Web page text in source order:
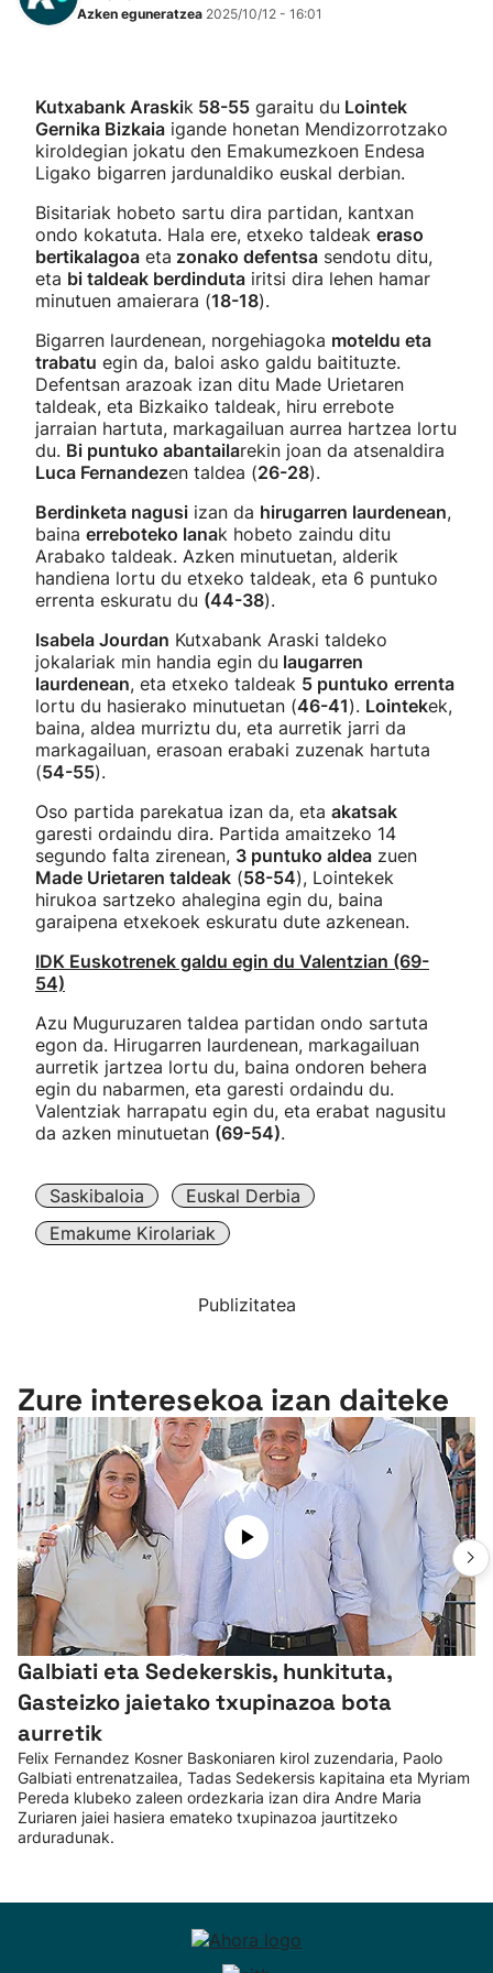
Azken eguneratzea 2025/10/12 - 16:01
Kutxabank Araskik 58-55 garaitu du Lointek
Gernika Bizkaia igande honetan Mendizorrotzako
kiroldegian jokatu den Emakumezkoen Endesa
Ligako bigarren jardunaldiko euskal derbian.
Bisitariak hobeto sartu dira partidan, kantxan
ondo kokatuta. Hala ere, etxeko taldeak eraso
bertikalagoa eta zonako defentsa sendotu ditu,
eta bi taldeak berdinduta iritsi dira lehen hamar
minutuen amaierara (18-18).
Bigarren laurdenean, norgehiagoka moteldu eta
trabatu egin da, baloi asko galdu baitituzte.
Defentsan arazoak izan ditu Made Urietaren
taldeak, eta Bizkaiko taldeak, hiru errebote
jarraian hartuta, markagailuan aurrea hartzea lortu
du. Bi puntuko abantailarekin joan da atsenaldira
Luca Fernandezen taldea (26-28).
Berdinketa nagusi izan da hirugarren laurdenean,
baina erreboteko lanak hobeto zaindu ditu
Arabako taldeak. Azken minutuetan, alderik
handiena lortu du etxeko taldeak, eta 6 puntuko
errenta eskuratu du (44-38).
Isabela Jourdan Kutxabank Araski taldeko
jokalariak min handia egin du laugarren
laurdenean, eta etxeko taldeak 5 puntuko errenta
lortu du hasierako minutuetan (46-41). Lointekek,
baina, aldea murriztu du, eta aurretik jarri da
markagailuan, erasoan erabaki zuzenak hartuta
(54-55).
Oso partida parekatua izan da, eta akatsak
garesti ordaindu dira. Partida amaitzeko 14
segundo falta zirenean, 3 puntuko aldea zuen
Made Urietaren taldeak (58-54), Lointekek
hirukoa sartzeko ahalegina egin du, baina
garaipena etxekoek eskuratu dute azkenean.
IDK Euskotrenek galdu egin du Valentzian (69-
54)
Azu Muguruzaren taldea partidan ondo sartuta
egon da. Hirugarren laurdenean, markagailuan
aurretik jartzea lortu du, baina ondoren behera
egin du nabarmen, eta garesti ordaindu du.
Valentziak harrapatu egin du, eta erabat nagusitu
da azken minutuetan (69-54).
Saskibaloia
Euskal Derbia
Emakume Kirolariak
Publizitatea
Zure interesekoa izan daiteke
Galbiati eta Sedekerskis, hunkituta,
Gasteizko jaietako txupinazoa bota
aurretik
Felix Fernandez Kosner Baskoniaren kirol zuzendaria, Paolo
Galbiati entrenatzailea, Tadas Sedekersis kapitaina eta Myriam
Pereda klubeko zaleen ordezkaria izan dira Andre Maria
Zuriaren jaiei hasiera emateko txupinazoa jaurtitzeko
arduradunak.